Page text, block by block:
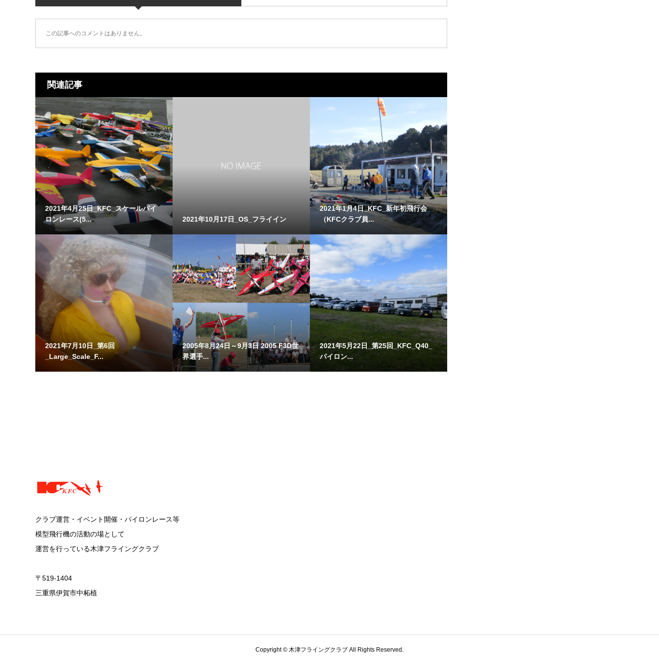
この記事へのコメントはありません。
関連記事
2021年4月25日_KFC_スケールパイ
ロンレース(5...
2021年10月17日_OS_フライイン
2021年1月4日_KFC_新年初飛行会
（KFCクラブ員...
2021年7月10日_第6回
_Large_Scale_F...
2005年8月24日～9月3日 2005 F3D世
界選手...
2021年5月22日_第25回_KFC_Q40_
パイロン...
クラブ運営・イベント開催・パイロンレース等
模型飛行機の活動の場として
運営を行っている木津フライングクラブ
〒519-1404
三重県伊賀市中柘植
Copyright © 木津フライングクラブ All Rights Reserved.